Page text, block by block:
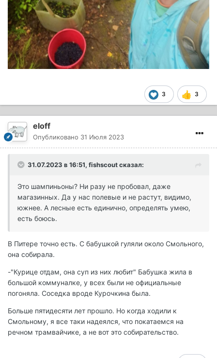
3 3
eloff
Опубликовано 31 Июля 2023
31.07.2023 в 16:51, fishscoutсказал:
Это шампиньоны? Ни разу не пробовал, даже
магазинных. Да у нас полевые и не растут, видимо,
южнее. А лесные есть единично, определять умею,
есть боюсь.
В Питере точно есть. С бабушкой гуляли около Смольного,
она собирала.
-"Курице отдам, она суп из них любит" Бабушка жила в
большой коммуналке, у всех были не официальные
погоняла. Соседка вроде Курочкина была.
Больше пятидесяти лет прошло. Но когда ходили к
Смольному, я все таки надеялся, что покатаемся на
речном трамвайчике, а не вот это собирательство.